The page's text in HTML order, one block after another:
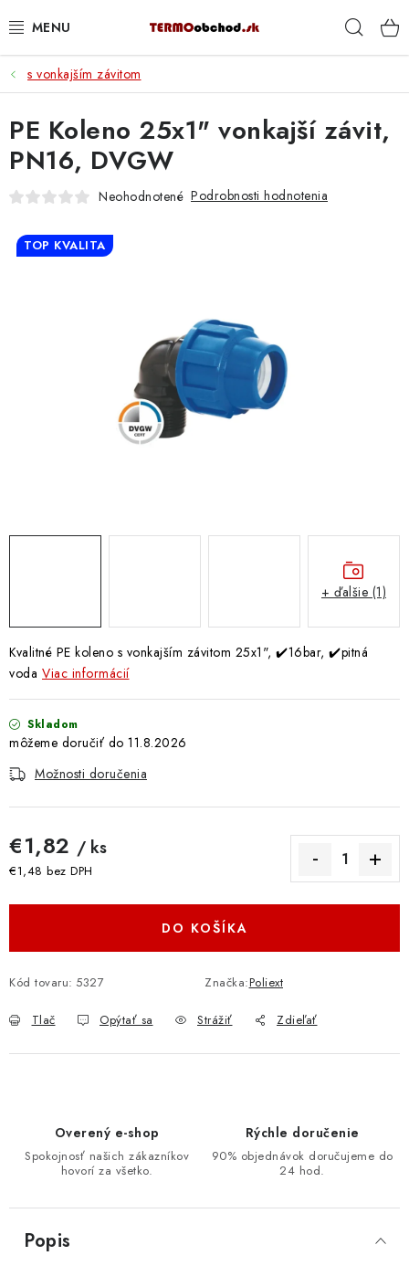
na
VYKUROVANIE
ROZVOD VODY A KÚRENIA
ODPAD A KANALIZÁCIA
PREČO SA OPLATÍ KUPOVAŤ RADIÁTORY KORADO
CEZ TERMOOBCHOD.SK
Hodnotenie obchodu Blog Kontakty
Napíšte nám
s vonkajším závitom
Kvalitné PE koleno s vonkajším závitom 25x1", ✔️16bar, ✔️pitná
voda Viac informácií
Skladom
11.8.2026
Možnosti doručenia
€1,82 / ks
€1,48 bez DPH
DO KOŠÍKA
Kód tovaru: 5327 Značka:Poliext
Tlač Opýtať sa Strážiť Zdieľať
PE Koleno 25x1" vonkajší závit,
PN16, DVGW
Neohodnotené Podrobnosti hodnotenia
TOP KVALITA
+ ďalšie (1)
Overený e-shop
Spokojnosť našich zákazníkov
hovorí za všetko.
Rýchle doručenie
90% objednávok doručujeme do
24 hod.
Popis